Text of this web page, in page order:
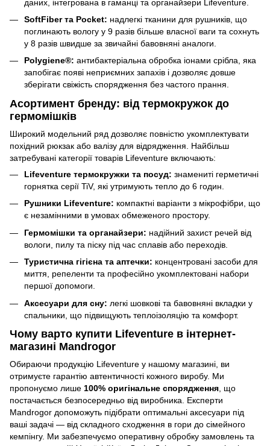
даних, інтегрована в гаманці та органайзери Lifeventure.
SoftFiber та Pocket: надлегкі тканини для рушників, що
поглинають вологу у 9 разів більше власної ваги та сохнуть
у 8 разів швидше за звичайні бавовняні аналоги.
Polygiene®: антибактеріальна обробка іонами срібла, яка
запобігає появі неприємних запахів і дозволяє довше
зберігати свіжість спорядження без частого прання.
Асортимент бренду: від термокружок до
гермомішків
Широкий модельний ряд дозволяє повністю укомплектувати
похідний рюкзак або валізу для відрядження. Найбільш
затребувані категорії товарів Lifeventure включають:
Lifeventure термокружки та посуд: знамениті герметичні
горнятка серії TiV, які утримують тепло до 6 годин.
Рушники Lifeventure: компактні варіанти з мікрофібри, що
є незамінними в умовах обмеженого простору.
Гермомішки та органайзери: надійний захист речей від
вологи, пилу та піску під час сплавів або переходів.
Туристична гігієна та аптечки: концентровані засоби для
миття, репеленти та професійно укомплектовані набори
першої допомоги.
Аксесуари для сну: легкі шовкові та бавовняні вкладки у
спальники, що підвищують теплоізоляцію та комфорт.
Чому варто купити Lifeventure в інтернет-
магазині Mandrogor
Обираючи продукцію Lifeventure у нашому магазині, ви
отримуєте гарантію автентичності кожного виробу. Ми
пропонуємо лише 100% оригінальне спорядження , що
постачається безпосередньо від виробника. Експерти
Mandrogor допоможуть підібрати оптимальні аксесуари під
ваші задачі — від складного сходження в гори до сімейного
кемпінгу. Ми забезпечуємо оперативну обробку замовлень та